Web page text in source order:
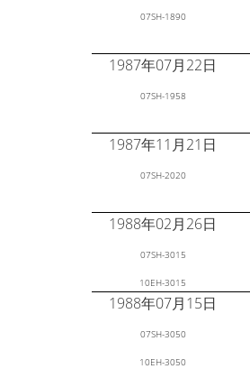
07SH-1890
1987年07月22日
07SH-1958
1987年11月21日
07SH-2020
1988年02月26日
07SH-3015
10EH-3015
1988年07月15日
07SH-3050
10EH-3050